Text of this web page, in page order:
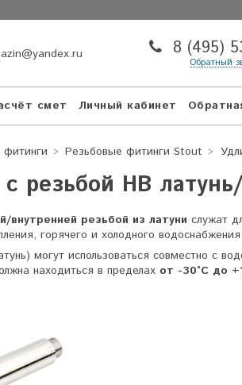
8 (495)
Обратный
смет Личный кабинет
Резьбовые фитинги Stout
резьбой НВ
резьбой из латуни служат
горячего и холодного
могут использоваться совместно с
находиться в пределах от -30°C до